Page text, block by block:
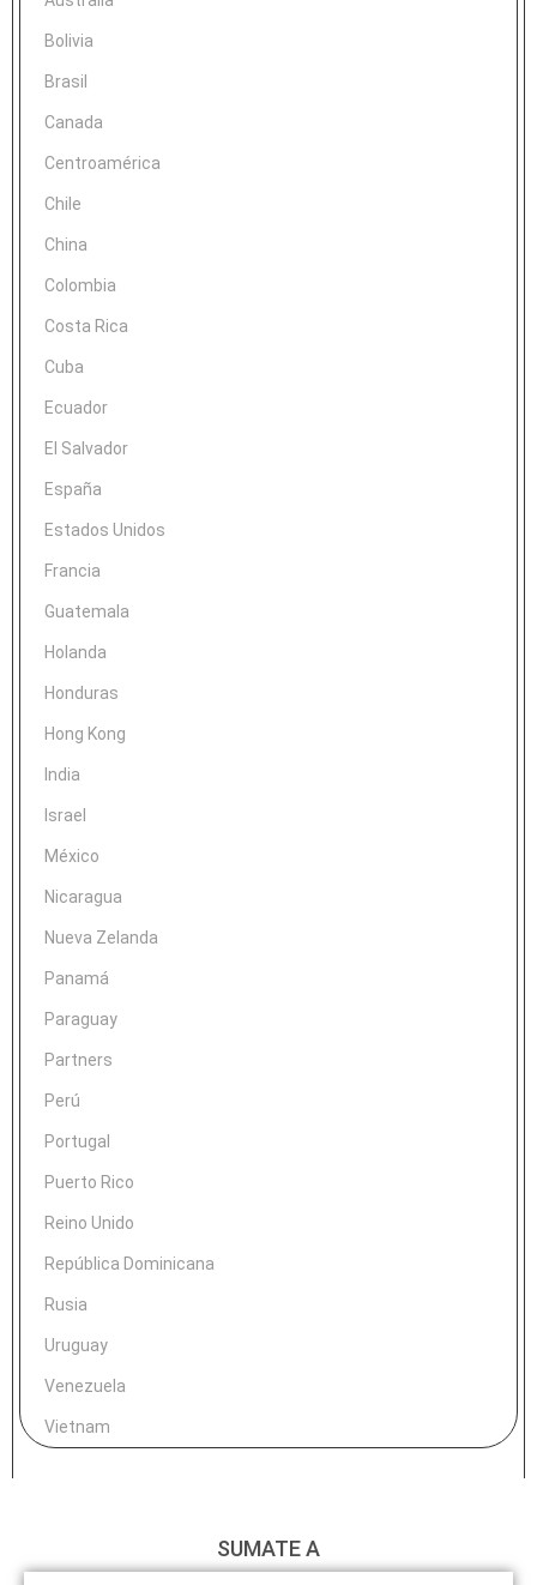
Bolivia
Brasil
Canada
Centroamérica
Chile
China
Colombia
Costa Rica
Cuba
Ecuador
El Salvador
España
Estados Unidos
Francia
Guatemala
Holanda
Honduras
Hong Kong
India
Israel
México
Nicaragua
Nueva Zelanda
Panamá
Paraguay
Partners
Perú
Portugal
Puerto Rico
Reino Unido
República Dominicana
Rusia
Uruguay
Venezuela
Vietnam
SUMATE A